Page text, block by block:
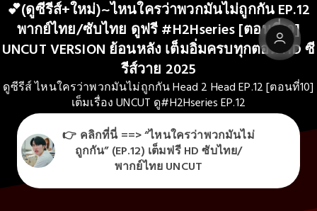
💕(ดูซีรีส์+ใหม่)~ไหนใครว่าพวกมันไม่ถูกกัน EP.12
พากย์ไทย/ซับไทย ดูฟรี #H2Hseries [ตอนที่10]
UNCUT VERSION ย้อนหลัง เต็มอิ่มครบทุกตอน HD ซี
รีส์วาย 2025
ดูซีรีส์ ไหนใครว่าพวกมันไม่ถูกกัน Head 2 Head EP.12 [ตอนที่10]
เต็มเรื่อง UNCUT ดู#H2Hseries EP.12
👉 คลิกที่นี่ ==> “ไหนใครว่าพวกมันไม่
ถูกกัน” (EP.12) เต็มฟรี HD ซับไทย/
พากย์ไทย UNCUT